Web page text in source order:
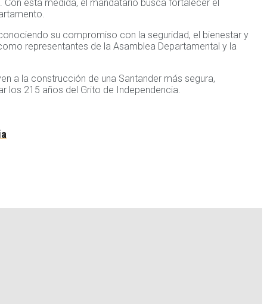
esta medida, el mandatario busca fortalecer el
su compromiso con la seguridad, el bienestar y
representantes de la Asamblea Departamental y la
a la construcción de una Santander más segura,
los 215 años del Grito de Independencia.